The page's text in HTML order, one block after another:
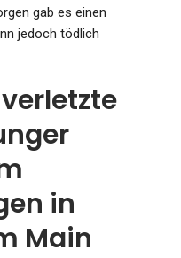
gab es einen
jedoch tödlich
in
Main